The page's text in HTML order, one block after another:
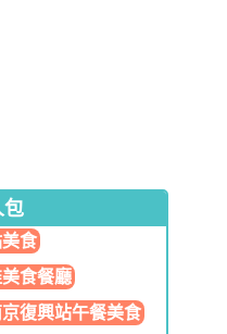
包
食
食餐廳
京復興站午餐美食